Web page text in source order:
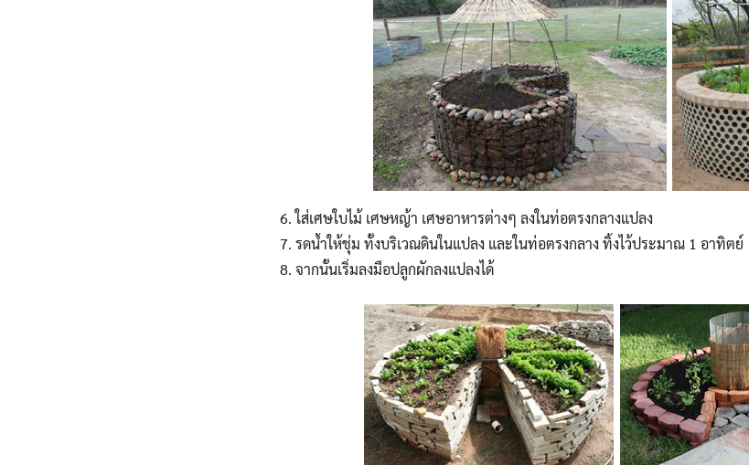
Search
for: Search
ใส่เศษใบไม้ เศษหญ้า เศษอาหารต่างๆ ลงในท่อตรงกลางแปลง
รดน้ำให้ชุ่ม ทั้งบริเวณดินในแปลง และในท่อตรงกลาง ทิ้งไว้ประมาณ 1 อาทิตย์
จากนั้นเริ่มลงมือปลูกผักลงแปลงได้